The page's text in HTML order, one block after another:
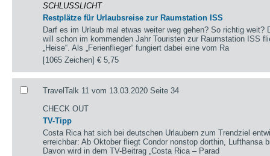
SCHLUSSLICHT
Restplätze für Urlaubsreise zur Raumstation ISS
Darf es im Urlaub mal etwas weiter weg gehen? So richtig weit?
will schon im kommenden Jahr Touristen zur Raumstation ISS
„Heise“. Als „Ferienflieger“ fungiert dabei eine vom Ra
[1065 Zeichen]€ 5,75
TravelTalk 11 vom 13.03.2020 Seite 34
CHECK OUT
TV-Tipp
Costa Rica hat sich bei deutschen Urlaubern zum Trendziel
erreichbar: Ab Oktober fliegt Condor nonstop dorthin, Lufthansa
Davon wird in dem TV-Beitrag „Costa Rica – Parad